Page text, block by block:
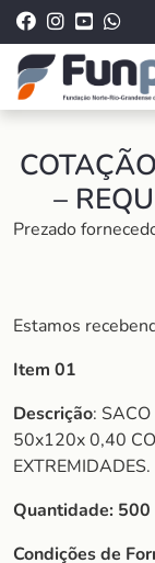
–
Prezado
Estamos
Item 01
Descrição:
50x120x 0,40
Quantidade: 500
Condições de